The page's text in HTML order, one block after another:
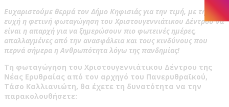
Ευχαριστούμε θερμά τον Δήμο Κηφισιάς για την τιμή, με την
ευχή η φετινή φωταγώγηση του Χριστουγεννιάτικου Δέντρου να
είναι η απαρχή για να ξημερώσουν πιο φωτεινές ημέρες,
απαλλαγμένες από την ανασφάλεια και τους κινδύνους που
περνά σήμερα η Ανθρωπότητα λόγω της πανδημίας!
Τη φωταγώγηση του Χριστουγεννιάτικου Δέντρου της
Νέας Ερυθραίας από τον αρχηγό του Πανερυθραϊκού,
Τάσο Καλλιανιώτη, θα έχετε τη δυνατότητα να την
παρακολουθήσετε: